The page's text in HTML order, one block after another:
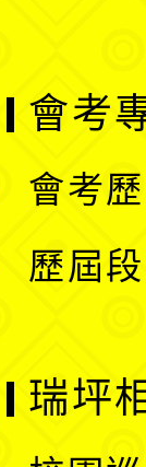
會考
會考
歷屆
瑞坪